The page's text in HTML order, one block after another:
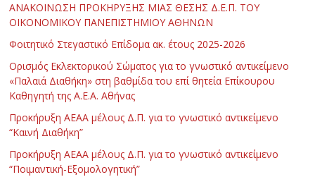
ΑΝΑΚΟΙΝΩΣΗ ΠΡΟΚΗΡΥΞΗΣ ΜΙΑΣ ΘΕΣΗΣ Δ.Ε.Π. ΤΟΥ
ΟΙΚΟΝΟΜΙΚΟΥ ΠΑΝΕΠΙΣΤΗΜΙΟΥ ΑΘΗΝΩΝ
Φοιτητικό Στεγαστικό Επίδομα ακ. έτους 2025-2026
Ορισμός Εκλεκτορικού Σώματος για το γνωστικό αντικείμενο
«Παλαιά Διαθήκη» στη βαθμίδα του επί θητεία Επίκουρου
Καθηγητή της Α.Ε.Α. Αθήνας
Προκήρυξη ΑΕΑΑ μέλους Δ.Π. για το γνωστικό αντικείμενο
“Καινή Διαθήκη”
Προκήρυξη ΑΕΑΑ μέλους Δ.Π. για το γνωστικό αντικείμενο
“Ποιμαντική-Εξομολογητική”